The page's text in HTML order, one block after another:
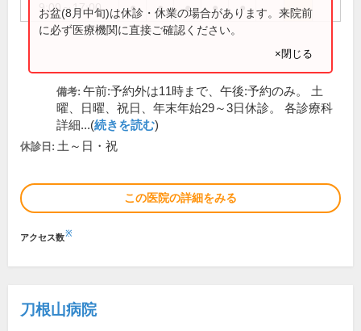
9:00～17:00 ● ● ● ● ●
お盆(8月中旬)は休診・休業の場合があります。来院前
に必ず医療機関に直接ご確認ください。
×閉じる
備考: 午前:予約外は11時まで、午後:予約のみ。 土
曜、日曜、祝日、年末年始29～3日休診。 各診療科
詳細...(続きを読む)
休診日: 土～日・祝
この医院の詳細をみる
アクセス数※
刀根山病院